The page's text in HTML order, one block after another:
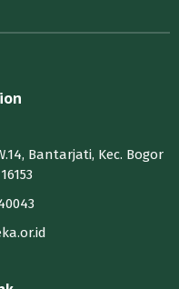
Bantarjati, Kec. Bogor